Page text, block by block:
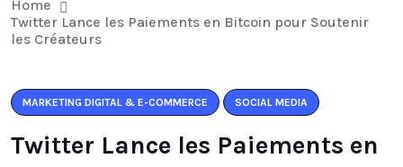
Home
Twitter Lance les Paiements en Bitcoin pour Soutenir
les Créateurs
MARKETING DIGITAL & E-COMMERCE SOCIAL MEDIA
Twitter Lance les Paiements en